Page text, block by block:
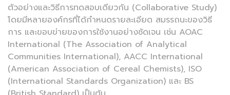
ตัวอย่างและวิธีการทดสอบเดียวกัน (Collaborative Study)
โดยมีหลายองค์กรที่ได้กำหนดรายละเอียด สมรรถนะของวิธี
การ และขอบข่ายของการใช้งานอย่างชัดเจน เช่น AOAC
International (The Association of Analytical
Communities International), AACC International
(American Association of Cereal Chemists), ISO
(International Standards Organization) และ BS